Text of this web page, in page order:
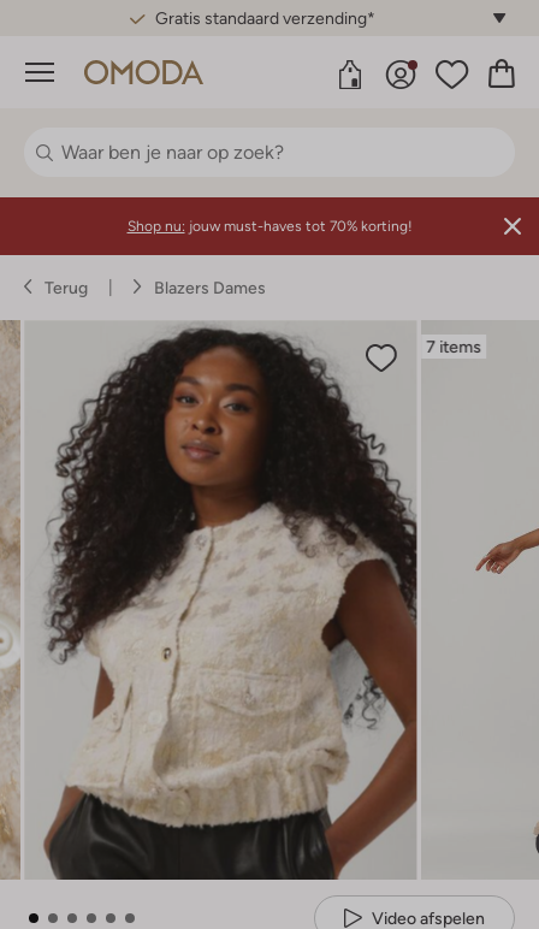
Gratis standaard verzending*
Menu
Shop nu: jouw must-haves tot 70% korting!
Terug Blazers Dames
7 items
Video afspelen